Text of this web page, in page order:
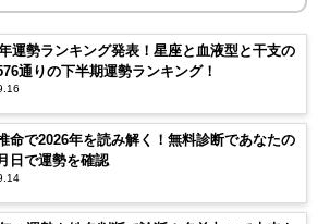
運勢ランキング発表！星座と血液型と干支の
通りの下半期運勢ランキング！
命で2026年を読み解く！無料診断であなたの
日で運勢を確認